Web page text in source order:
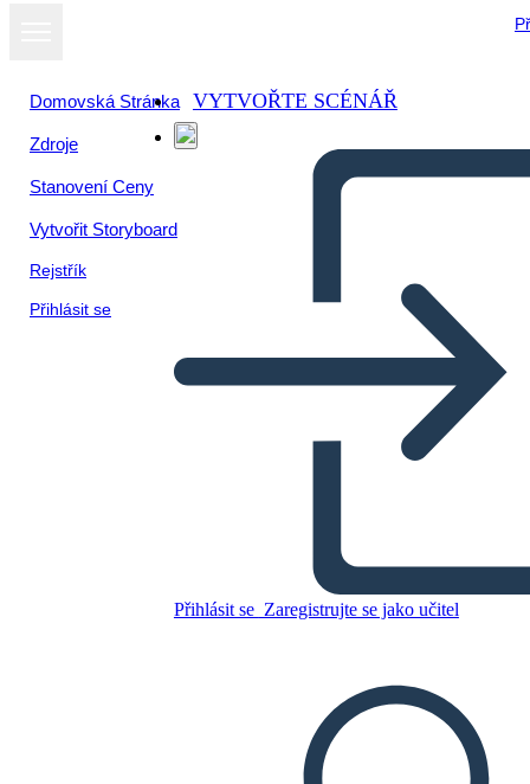
Domovská Stránka
Zdroje
Stanovení Ceny
Vytvořit Storyboard
Rejstřík
Přihlásit se
VYTVOŘTE SCÉNÁŘ
Přihlásit se Zaregistrujte se jako učitel
Zkopírujte tento scénář
VYTVOŘIT STORYBOARD
PŘEČTI MI
Zobrazit jako
prezentaci